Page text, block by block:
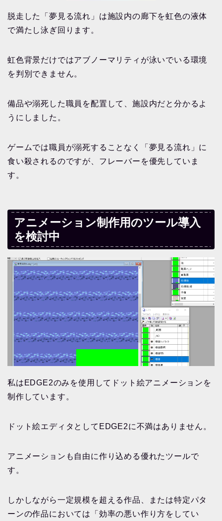
脱走した「夢見る流れ」は施設内の廊下を虹色の液体
で満たし泳ぎ回ります。
虹色背景だけではアブノーマリティが泳いでいる環境
を判別できません。
備品や溺死した職員を配置して、施設内だと分かるよ
うにしました。
ゲームでは職員が溺死することなく「夢見る流れ」に
食い殺されるのですが、フレーバーを優先していま
す。
アニメーション制作用のツール導入
を検討中
私はEDGE2のみを使用してドット絵アニメーションを
制作しています。
ドット絵エディタとしてEDGE2に不満はありません。
アニメーションも自由に作り込める優れたツールで
す。
しかしながら一定規模を超える作品、または特定パタ
ーンの作品においては「効率の悪い作り方をしてい